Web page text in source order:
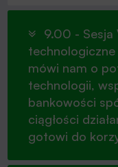
9.00 - Sesja
mówi nam o
technologii,
bankowości
ciągłości
gotowi do